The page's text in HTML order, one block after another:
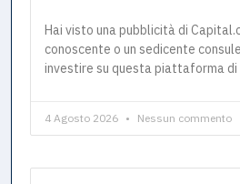
Hai visto una pubblicità di
conoscente o un sedicente
investire su questa piattaforma di
4 Agosto 2026 Nessun commento